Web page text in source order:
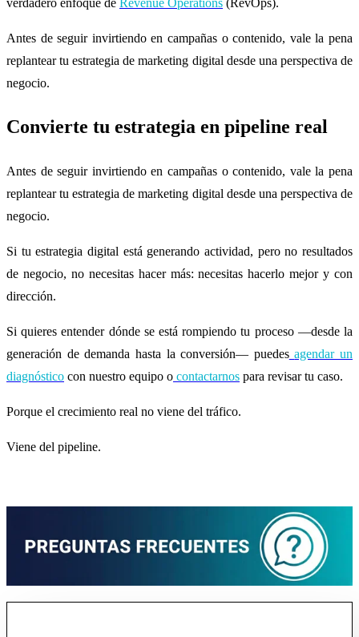
Antes de seguir invirtiendo en campañas o contenido, vale la pena
replantear tu estrategia de marketing digital desde una perspectiva de
negocio.
Convierte tu estrategia en pipeline real
Antes de seguir invirtiendo en campañas o contenido, vale la pena
replantear tu estrategia de marketing digital desde una perspectiva de
negocio.
Si tu estrategia digital está generando actividad, pero no resultados
de negocio, no necesitas hacer más: necesitas hacerlo mejor y con
dirección.
Si quieres entender dónde se está rompiendo tu proceso —desde la
generación de demanda hasta la conversión— puedes agendar un
diagnóstico con nuestro equipo o contactarnos para revisar tu caso.
Porque el crecimiento real no viene del tráfico.
Viene del pipeline.